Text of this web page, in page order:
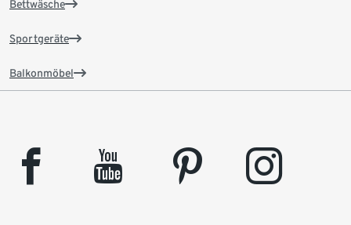
Bettwäsche
Sportgeräte
Balkonmöbel
facebook youtube pinterest instagram